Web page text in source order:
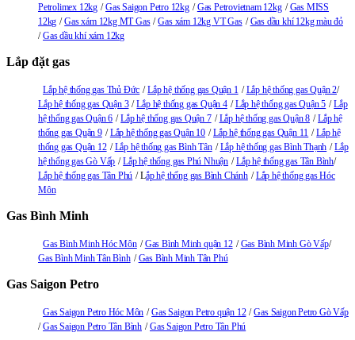
Petrolimex 12kg
Gas Saigon Petro 12kg Gas Petrovietnam 12kg
Gas MISS
12kg
Gas xám 12kg MT Gas Gas xám 12kg VT Gas
Gas dầu khí 12kg màu đỏ
Gas dầu khí xám 12kg
Lắp đặt gas
Lắp hệ thống gas Thủ Đức Lắp hệ thống gas Quận 1
Lắp hệ thống gas Quận 2
Lắp hệ thống gas Quận 3
Lắp hệ thống gas Quận 4 Lắp hệ thống gas Quận 5
Lắp
hệ thống gas Quận 6
Lắp hệ thống gas Quận 7 Lắp hệ thống gas Quận 8
Lắp hệ
thống gas Quận 9
Lắp hệ thống gas Quận 10 Lắp hệ thống gas Quận 11
Lắp hệ
thống gas Quận 12
Lắp hệ thống gas Bình Tân Lắp hệ thống gas Bình Thạnh
Lắp
hệ thống gas Gò Vấp
Lắp hệ thống gas Phú Nhuận
Lắp hệ thống gas Tân Bình
Lắp hệ thống gas Tân Phú
Lắp hệ thống gas Bình Chánh
Lắp hệ thống gas Hóc
Môn
Gas Bình Minh
Gas Bình Minh Hóc Môn Gas Bình Minh quận 12
Gas Bình Minh Gò Vấp
Gas Bình Minh Tân Bình
Gas Bình Minh Tân Phú
Gas Saigon Petro
Gas Saigon Petro Hóc Môn Gas Saigon Petro quận 12
Gas Saigon Petro Gò Vấp
Gas Saigon Petro Tân Bình
Gas Saigon Petro Tân Phú